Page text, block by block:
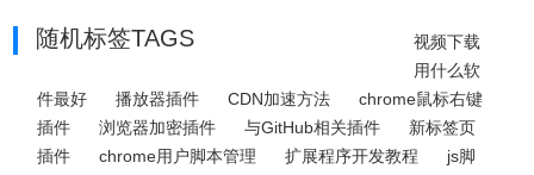
随机标签TAGS
视频下载
用什么软
件最好
播放器插件 CDN加速方法
chrome鼠标右键
插件
浏览器加密插件 与GitHub相关插件
新标签页
插件
chrome用户脚本管理 扩展程序开发教程
js脚